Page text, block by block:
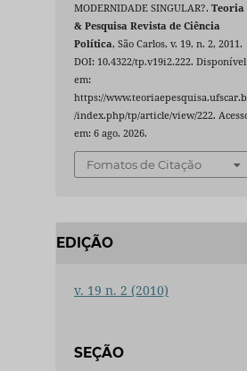
MODERNIDADE SINGULAR?.Teoria
& Pesquisa Revista de Ciência
Política, São Carlos, v. 19, n. 2, 2011.
DOI: 10.4322/tp.v19i2.222. Disponível
em:
https://
/index.php/tp/article/view/222.
em: 6 ago. 2026.
Fomatos de Citação
EDIÇÃO
v. 19 n. 2 (2010)
SEÇÃO